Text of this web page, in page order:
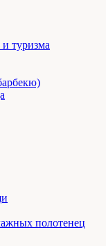
туризма
полотенец